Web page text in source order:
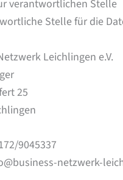
verantwortlichen Stelle
Stelle für die
Leichlingen e.V.
25
9045337
netzwerk-